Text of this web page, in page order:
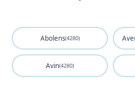
Abolens(4280)
Avin(4280)